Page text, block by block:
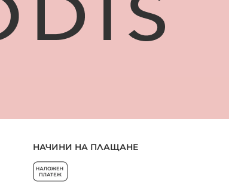
НАЧИНИ НА ПЛАЩАНЕ